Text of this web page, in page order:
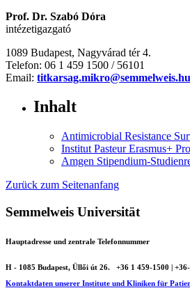
Prof. Dr. Szabó Dóra
intézetigazgató
1089 Budapest, Nagyvárad tér 4.
Telefon: 06 1 459 1500 / 56101
Email: titkarsag.mikro@semmelweis.hu
Inhalt
Antimicrobial Resistance
Institut Pasteur Erasmus+
Amgen Stipendium-
Zurück zum Seitenanfang
Semmelweis Universität
Hauptadresse und zentrale Telefonnummer
H - 1085 Budapest, Üllői út 26.
+36 1 459-1500 |
Kontaktdaten unserer Institute und Kliniken für